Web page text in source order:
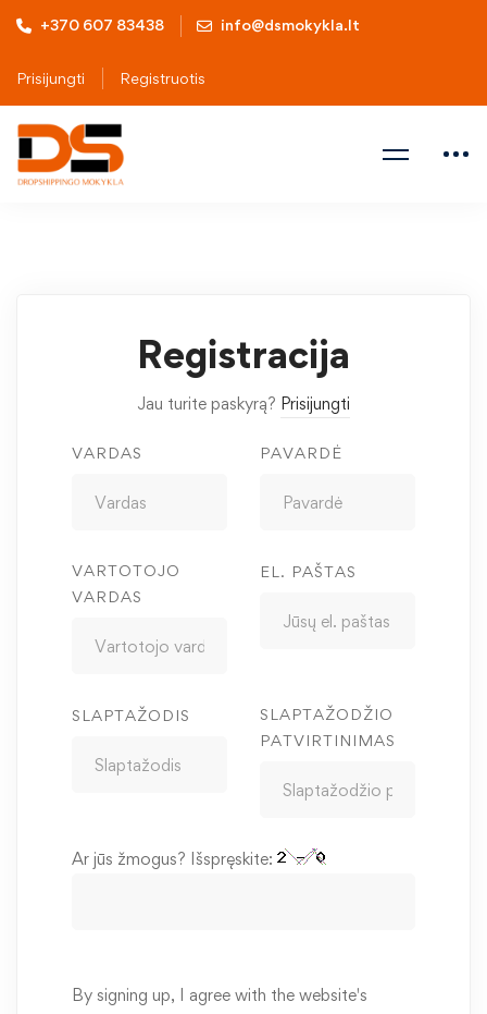
+370 607 83438 info@dsmokykla.lt
Prisijungti Registruotis
Registracija
Jau turite paskyrą? Prisijungti
VARDAS PAVARDĖ
VARTOTOJO
VARDAS
EL. PAŠTAS
SLAPTAŽODIS
SLAPTAŽODŽIO
PATVIRTINIMAS
Ar jūs žmogus? Išspręskite:
By signing up, I agree with the website's